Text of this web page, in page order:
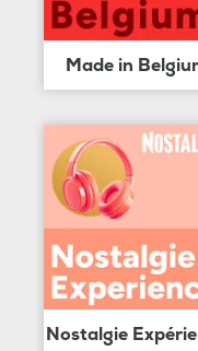
Made in
Nostalgie